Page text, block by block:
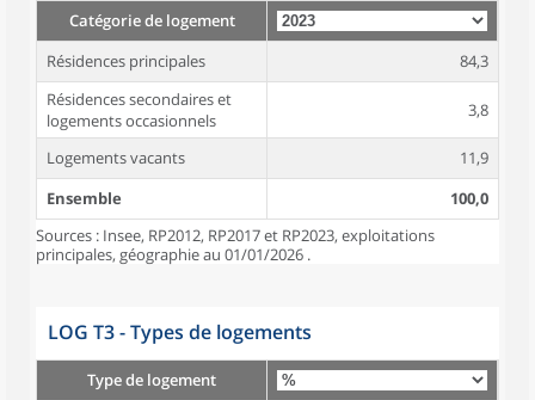
Catégorie de logement
Résidences principales
84,3
Résidences secondaires et
logements occasionnels
3,8
Logements vacants
11,9
Ensemble
100,0
Sources : Insee, RP2012, RP2017 et RP2023, exploitations
principales, géographie au 01/01/2026 .
LOG T3 - Types de logements
Type de logement